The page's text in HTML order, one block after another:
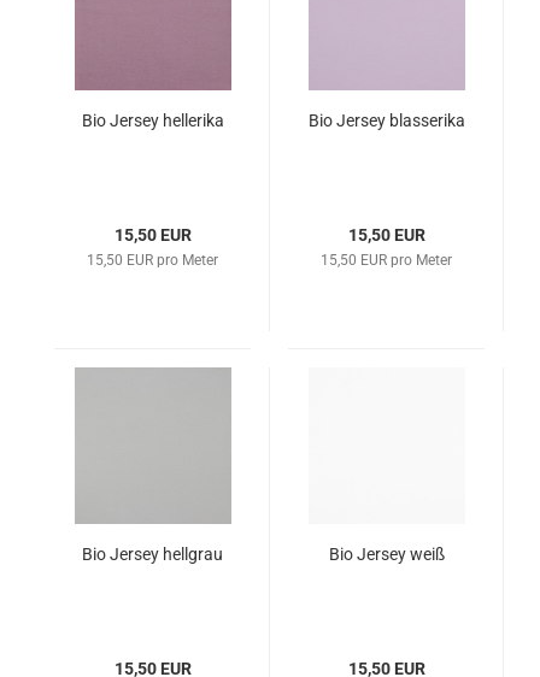
Bio Jersey hellerika
15,50 EUR
15,50 EUR pro Meter
Bio Jersey blasserika
15,50 EUR
15,50 EUR pro Meter
Bio Jersey hellgrau
15,50 EUR
Bio Jersey weiß
15,50 EUR